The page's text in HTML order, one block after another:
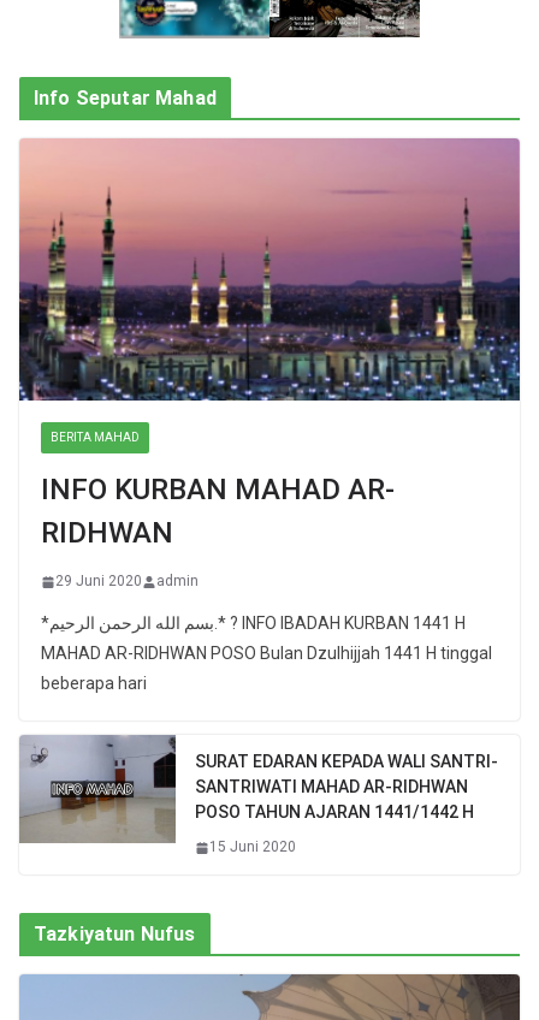
Info Seputar Mahad
BERITA MAHAD
INFO KURBAN MAHAD AR-
RIDHWAN
29 Juni 2020 admin
*بسم الله الرحمن الرحيم.* ? INFO IBADAH KURBAN 1441 H
MAHAD AR-RIDHWAN POSO Bulan Dzulhijjah 1441 H tinggal
beberapa hari
SURAT EDARAN KEPADA WALI SANTRI-
SANTRIWATI MAHAD AR-RIDHWAN
POSO TAHUN AJARAN 1441/1442 H
15 Juni 2020
Tazkiyatun Nufus